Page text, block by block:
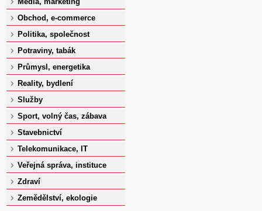
Obchod, e-commerce
Politika, společnost
Potraviny, tabák
Průmysl, energetika
Reality, bydlení
Služby
Sport, volný čas, zábava
Stavebnictví
Telekomunikace, IT
Veřejná správa, instituce
Zdraví
Zemědělství, ekologie